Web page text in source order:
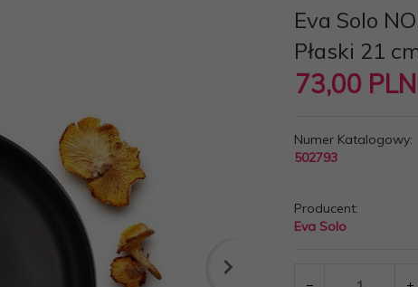
Eva Solo
Płaski 21
73,00 PLN
Numer Katalogowy:
502793
Producent:
Eva Solo